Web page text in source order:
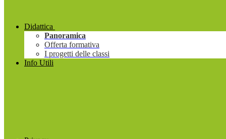
Didattica
Panoramica
Offerta formativa
I progetti delle classi
Info Utili